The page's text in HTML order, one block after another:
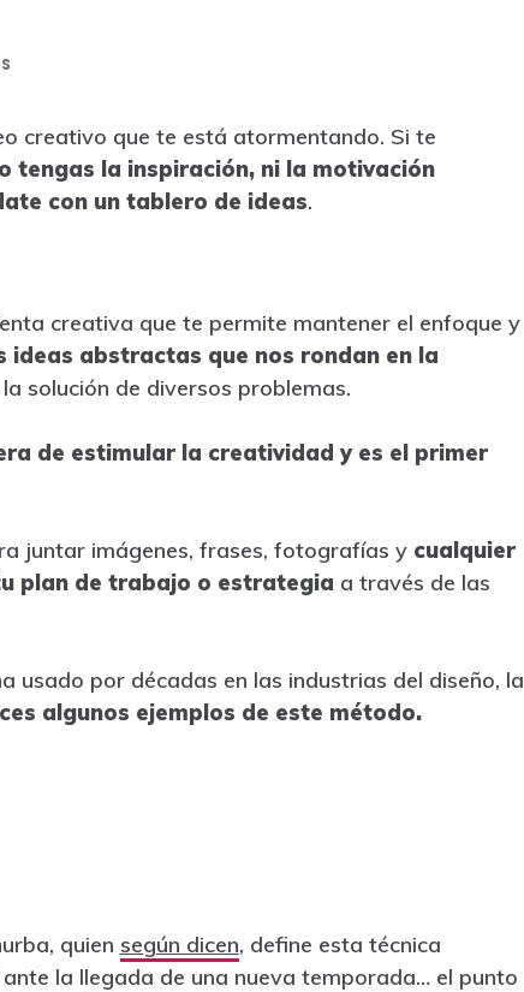
creativo que te está atormentando. Si te
tengas la inspiración, ni la motivación
con un tablero de ideas.
creativa que te permite mantener el enfoque y
abstractas que nos rondan en la
solución de diversos problemas.
de estimular la creatividad y es el primer
juntar imágenes, frases, fotografías y cualquier
plan de trabajo o estrategia a través de las
usado por décadas en las industrias del diseño, la
algunos ejemplos de este método.
quien según dicen, define esta técnica
la llegada de una nueva temporada… el punto